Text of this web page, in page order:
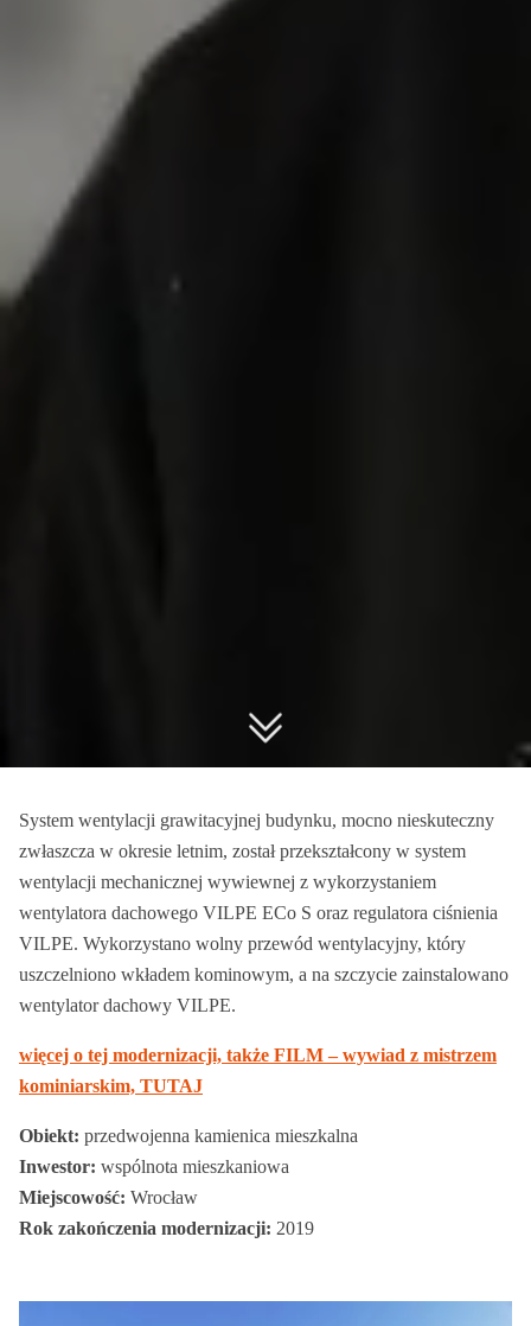
System wentylacji grawitacyjnej budynku, mocno nieskuteczny
zwłaszcza w okresie letnim, został przekształcony w system
wentylacji mechanicznej wywiewnej z wykorzystaniem
wentylatora dachowego VILPE ​​ECo S oraz regulatora ciśnienia
VILPE. Wykorzystano wolny przewód wentylacyjny, który
uszczelniono wkładem kominowym, a na szczycie zainstalowano
wentylator dachowy VILPE.
więcej o tej modernizacji, także FILM – wywiad z mistrzem
kominiarskim, TUTAJ
Obiekt: przedwojenna kamienica mieszkalna
Inwestor: wspólnota mieszkaniowa
Miejscowość: Wrocław
Rok zakończenia modernizacji: 2019